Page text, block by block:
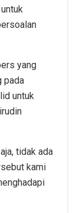
yang
pada
untuk
tidak ada
kami